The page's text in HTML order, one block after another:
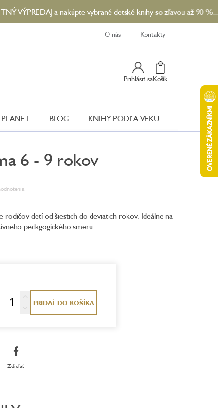
a nakúpte vybrané detské knihy so zľavou až 90 %...😎☀️
O nás Kontakty
Prihlásiť sa
Nákupný
Košík
PLANET BLOG KNIHY PODĽA VEKU
6 - 9 rokov
rodičov detí od šiestich do deviatich rokov. Ideálne na
pedagogického smeru.
PRIDAŤ DO KOŠÍKA
Zdieľať